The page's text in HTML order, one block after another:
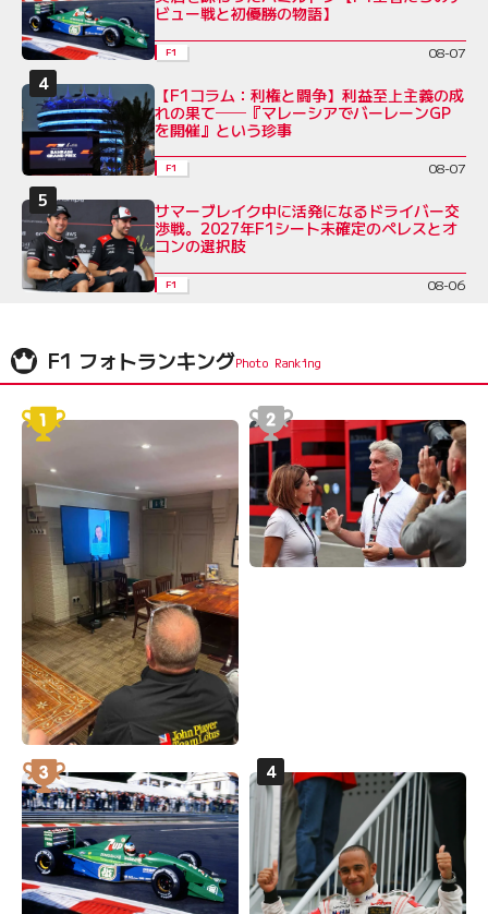
ビュー戦と初優勝の物語】
F1 08-07
【F1コラム：利権と闘争】利益至上主義の成
れの果て──『マレーシアでバーレーンGP
を開催』という珍事
F1 08-07
サマーブレイク中に活発になるドライバー交
渉戦。2027年F1シート未確定のペレスとオ
コンの選択肢
F1 08-06
F1 フォトランキング